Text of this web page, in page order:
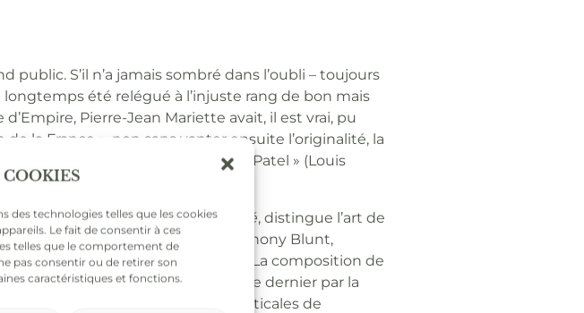
des technologies telles que les cookies
Le fait de consentir à ces
telles que le comportement de
pas consentir ou de retirer son
caractéristiques et fonctions.
S’il n’a jamais sombré dans l’oubli – toujours
longtemps été relégué à l’injuste rang de bon mais
Pierre-Jean Mariette avait, il est vrai, pu
de la France », non sans vanter ensuite l’originalité, la
un long purgatoire pour « le triste Patel » (Louis
(Charles Blanc).
sur lesPeintres de la réalité, distingue l’art de
Laurent de La Hyre. À sa suite Anthony Blunt,
artiste aujourd’hui reconnu. La composition de
nettement des œuvres de ce dernier par la
structurée par les fortes verticales de